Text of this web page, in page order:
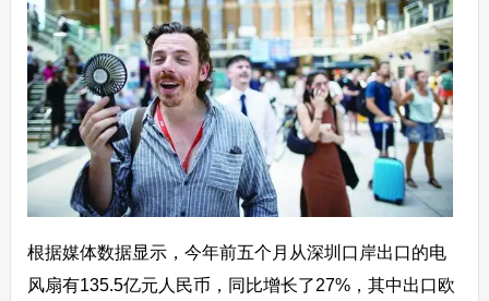
根据媒体数据显示，今年前五个月从深圳口岸出口的电
风扇有135.5亿元人民币，同比增长了27%，其中出口欧